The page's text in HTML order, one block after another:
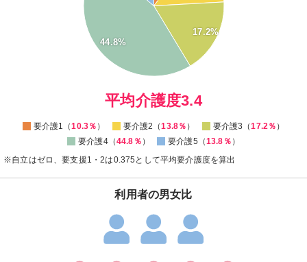
17.2%
44.8%
0
平均介護度3.4
要介護1（10.3％ ） 要介護2（13.8％ ） 要介護3（17.2％ ）
要介護4（44.8％ ） 要介護5（13.8％ ）
※自立はゼロ、要支援1・2は0.375として平均要介護度を算出
利用者の男女比